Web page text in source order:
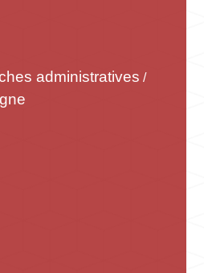
administratives /